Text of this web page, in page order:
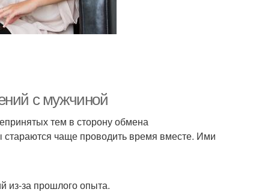
с мужчиной
тем в сторону обмена
чаще проводить время вместе. Ими
из-за прошлого опыта.